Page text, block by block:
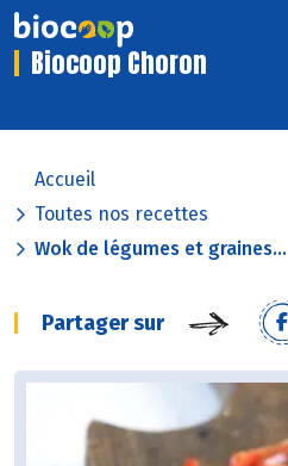
Biocoop Choron
Accueil
Toutes nos recettes
Wok de légumes et graines...
Partager sur